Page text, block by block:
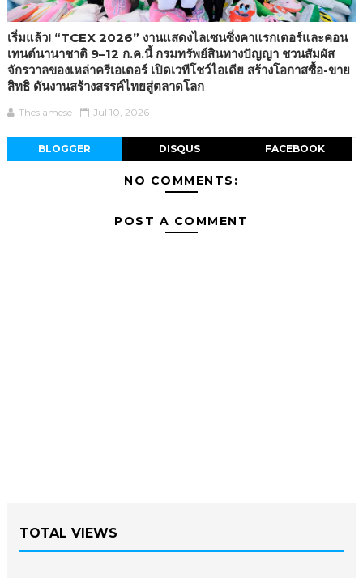
เริ่มแล้ว! “TCEX 2026” งานแสดงไลเซนซิ่งคาแรกเตอร์และคอน
เทนต์นานาชาติ 9–12 ก.ค.นี้ กรมทรัพย์สินทางปัญญา ชวนสัมผัส
จักรวาลของเหล่าครีเอเตอร์ เปิดเวทีโชว์ไอเดีย สร้างโอกาสซื้อ-ขาย
สิทธิ ดันงานสร้างสรรค์ไทยสู่ตลาดโลก
Thesiamese Jul 10, 2026
BLOGGER DISQUS FACEBOOK
NO COMMENTS:
POST A COMMENT
TOTAL VIEWS